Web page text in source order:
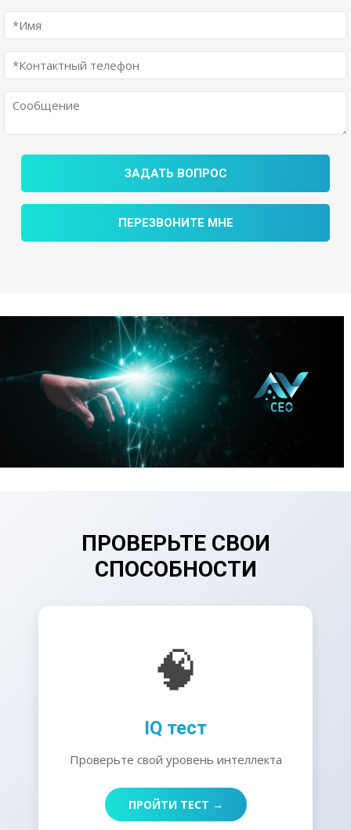
ЗАДАТЬ ВОПРОС
ПЕРЕЗВОНИТЕ МНЕ
ПРОВЕРЬТЕ СВОИ
СПОСОБНОСТИ
🧠
IQ тест
Проверьте свой уровень интеллекта
ПРОЙТИ ТЕСТ →